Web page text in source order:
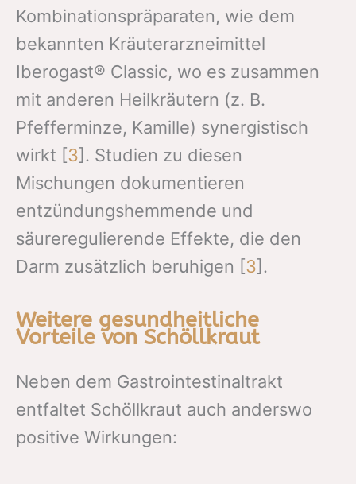
Kombinationspräparaten, wie dem
bekannten Kräuterarzneimittel
Iberogast® Classic, wo es zusammen
mit anderen Heilkräutern (z. B.
Pfefferminze, Kamille) synergistisch
wirkt [3]. Studien zu diesen
Mischungen dokumentieren
entzündungshemmende und
säureregulierende Effekte, die den
Darm zusätzlich beruhigen [3].
Weitere gesundheitliche
Vorteile von Schöllkraut
Neben dem Gastrointestinaltrakt
entfaltet Schöllkraut auch anderswo
positive Wirkungen: